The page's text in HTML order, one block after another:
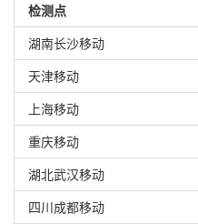
检测点
湖南长沙移动
天津移动
上海移动
重庆移动
湖北武汉移动
四川成都移动